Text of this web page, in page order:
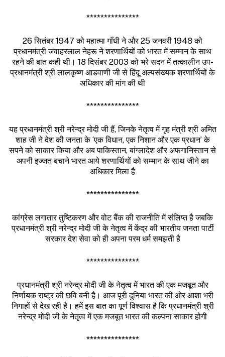
***************
26 सितंबर 1947 को महात्मा गाँधी ने और 25 जनवरी 1948 को
प्रधानमंत्री जवाहरलाल नेहरू ने शरणार्थियों को भारत में सम्मान के साथ
रहने की बात कही थी। 18 दिसंबर 2003 को भरे सदन में तत्कालीन उप-
प्रधानमंत्री श्री लालकृष्ण आडवाणी जी से हिंदू अल्पसंख्यक शरणार्थियों के
अधिकार की मांग की थी
***************
यह प्रधानमंत्री श्री नरेन्द्र मोदी जी हैं, जिनके नेतृत्व में गृह मंत्री श्री अमित
शाह जी ने देश की जनता के ‘एक विधान, एक निशान और एक प्रधान’ के
सपने को साकार किया और अब पाकिस्तान, बांग्लादेश और अफगानिस्तान से
अपनी इज्जत बचाने भारत आये शरणार्थियों को सम्मान के साथ जीने का
अधिकार मिला है
***************
कांग्रेस लगातार तुष्टिकरण और वोट बैंक की राजनीति में संलिप्त है जबकि
प्रधानमंत्री श्री नरेन्द्र मोदी जी के नेतृत्व में केंद्र की भारतीय जनता पार्टी
सरकार देश सेवा को ही अपना परम धर्म समझती है
***************
प्रधानमंत्री श्री नरेन्द्र मोदी जी के नेतृत्व में भारत की एक मजबूत और
निर्णायक राष्ट्र की छवि बनी है। आज पूरी दुनिया भारत की ओर आशा भरी
निगाहों से देख रही है। हमें इस बात का पूर्ण विश्वास है कि प्रधानमंत्री श्री
नरेन्द्र मोदी जी के नेतृत्व में एक मजबूत भारत की कल्पना साकार होगी
***************